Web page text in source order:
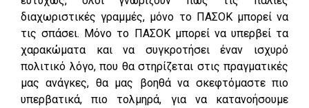
διαχωριστικές γραμμές, μόνο το ΠΑΣΟΚ μπορεί να
τις σπάσει. Μόνο το ΠΑΣΟΚ μπορεί να υπερβεί τα
χαρακώματα και να συγκροτήσει έναν ισχυρό
πολιτικό λόγο, που θα στηρίζεται στις πραγματικές
μας ανάγκες, θα μας βοηθά να σκεφτόμαστε πιο
υπερβατικά, πιο τολμηρά, για να κατανοήσουμε